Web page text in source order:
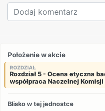
Położenie w akcie
ROZDZIAŁ
Rozdział 5 - Ocena etyczna
współpraca Naczelnej
Blisko w tej jednostce